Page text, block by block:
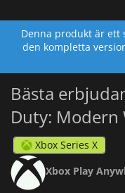
Denna produkt är ett
den kompletta
Bästa
Duty: Modern
Xbox Series X
Xbox Play